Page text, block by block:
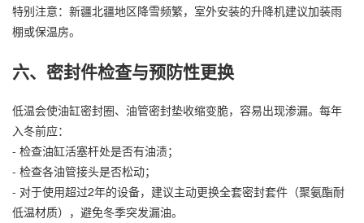
特别注意：新疆北疆地区降雪频繁，室外安装的升降机建议加装雨
棚或保温房。
六、密封件检查与预防性更换
低温会使油缸密封圈、油管密封垫收缩变脆，容易出现渗漏。每年
入冬前应：
- 检查油缸活塞杆处是否有油渍；
- 检查各油管接头是否松动；
- 对于使用超过2年的设备，建议主动更换全套密封套件（聚氨酯耐
低温材质），避免冬季突发漏油。